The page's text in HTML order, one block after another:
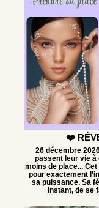
❤️
26 décembre
passent leur vie
moins de place...
pour exactement
sa puissance. Sa
instant, de se